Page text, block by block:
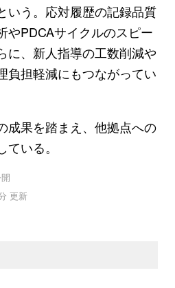
いう。応対履歴の記録品質
やPDCAサイクルのスピー
に、新人指導の工数削減や
負担軽減にもつながってい
成果を踏まえ、他拠点への
いる。
更新